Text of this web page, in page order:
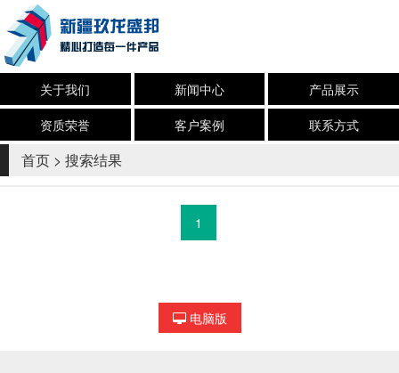
关于我们 新闻中心
产品展示
资质荣誉
客户案例 联系方式
首页 > 搜索结果
1
电脑版